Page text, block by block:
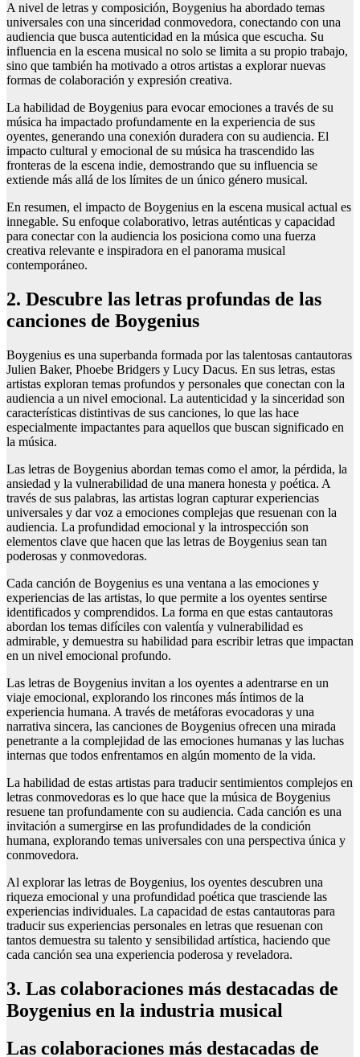
A nivel de letras y composición, Boygenius ha abordado temas
universales con una sinceridad conmovedora, conectando con una
audiencia que busca autenticidad en la música que escucha. Su
influencia en la escena musical no solo se limita a su propio trabajo,
sino que también ha motivado a otros artistas a explorar nuevas
formas de colaboración y expresión creativa.
La habilidad de Boygenius para evocar emociones a través de su
música ha impactado profundamente en la experiencia de sus
oyentes, generando una conexión duradera con su audiencia. El
impacto cultural y emocional de su música ha trascendido las
fronteras de la escena indie, demostrando que su influencia se
extiende más allá de los límites de un único género musical.
En resumen, el impacto de Boygenius en la escena musical actual es
innegable. Su enfoque colaborativo, letras auténticas y capacidad
para conectar con la audiencia los posiciona como una fuerza
creativa relevante e inspiradora en el panorama musical
contemporáneo.
2. Descubre las letras profundas de las
canciones de Boygenius
Boygenius es una superbanda formada por las talentosas cantautoras
Julien Baker, Phoebe Bridgers y Lucy Dacus. En sus letras, estas
artistas exploran temas profundos y personales que conectan con la
audiencia a un nivel emocional. La autenticidad y la sinceridad son
características distintivas de sus canciones, lo que las hace
especialmente impactantes para aquellos que buscan significado en
la música.
Las letras de Boygenius abordan temas como el amor, la pérdida, la
ansiedad y la vulnerabilidad de una manera honesta y poética. A
través de sus palabras, las artistas logran capturar experiencias
universales y dar voz a emociones complejas que resuenan con la
audiencia. La profundidad emocional y la introspección son
elementos clave que hacen que las letras de Boygenius sean tan
poderosas y conmovedoras.
Cada canción de Boygenius es una ventana a las emociones y
experiencias de las artistas, lo que permite a los oyentes sentirse
identificados y comprendidos. La forma en que estas cantautoras
abordan los temas difíciles con valentía y vulnerabilidad es
admirable, y demuestra su habilidad para escribir letras que impactan
en un nivel emocional profundo.
Las letras de Boygenius invitan a los oyentes a adentrarse en un
viaje emocional, explorando los rincones más íntimos de la
experiencia humana. A través de metáforas evocadoras y una
narrativa sincera, las canciones de Boygenius ofrecen una mirada
penetrante a la complejidad de las emociones humanas y las luchas
internas que todos enfrentamos en algún momento de la vida.
La habilidad de estas artistas para traducir sentimientos complejos en
letras conmovedoras es lo que hace que la música de Boygenius
resuene tan profundamente con su audiencia. Cada canción es una
invitación a sumergirse en las profundidades de la condición
humana, explorando temas universales con una perspectiva única y
conmovedora.
Al explorar las letras de Boygenius, los oyentes descubren una
riqueza emocional y una profundidad poética que trasciende las
experiencias individuales. La capacidad de estas cantautoras para
traducir sus experiencias personales en letras que resuenan con
tantos demuestra su talento y sensibilidad artística, haciendo que
cada canción sea una experiencia poderosa y reveladora.
3. Las colaboraciones más destacadas de
Boygenius en la industria musical
Las colaboraciones más destacadas de